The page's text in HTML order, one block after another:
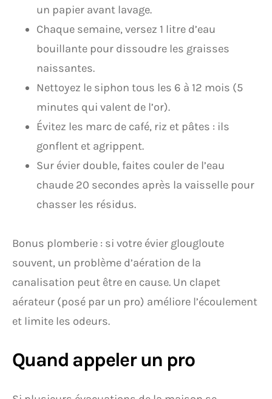
un papier avant lavage.
Chaque semaine, versez 1 litre d’eau
bouillante pour dissoudre les graisses
naissantes.
Nettoyez le siphon tous les 6 à 12 mois (5
minutes qui valent de l’or).
Évitez les marc de café, riz et pâtes : ils
gonflent et agrippent.
Sur évier double, faites couler de l’eau
chaude 20 secondes après la vaisselle pour
chasser les résidus.
Bonus plomberie : si votre évier glougloute
souvent, un problème d’aération de la
canalisation peut être en cause. Un clapet
aérateur (posé par un pro) améliore l’écoulement
et limite les odeurs.
Quand appeler un pro